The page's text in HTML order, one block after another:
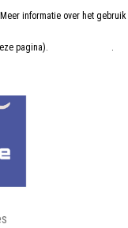
informatie over het gebruik
pagina). .